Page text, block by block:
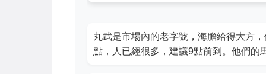
丸武是市場內的老字號，海膽給得大方
點，人已經很多，建議9點前到。他們的